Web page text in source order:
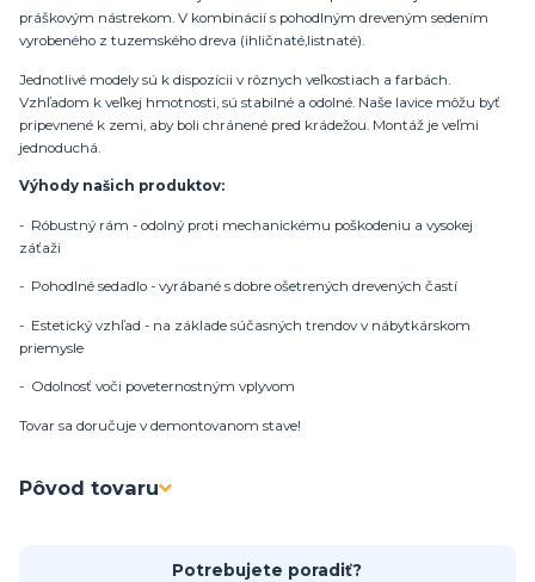
práškovým nástrekom. V kombinácií s pohodlným dreveným sedením
vyrobeného z tuzemského dreva (ihličnaté,listnaté).
Jednotlivé modely sú k dispozícii v rôznych veľkostiach a farbách.
Vzhľadom k veľkej hmotnosti, sú stabilné a odolné. Naše lavice môžu byť
pripevnené k zemi, aby boli chránené pred krádežou. Montáž je veľmi
jednoduchá.
Výhody našich produktov:
- Róbustný rám - odolný proti mechanickému poškodeniu a vysokej
záťaži
- Pohodlné sedadlo - vyrábané s dobre ošetrených drevených častí
- Estetický vzhľad - na základe súčasných trendov v nábytkárskom
priemysle
- Odolnosť voči poveternostným vplyvom
Tovar sa doručuje v demontovanom stave!
Pôvod tovaru
Potrebujete poradiť?